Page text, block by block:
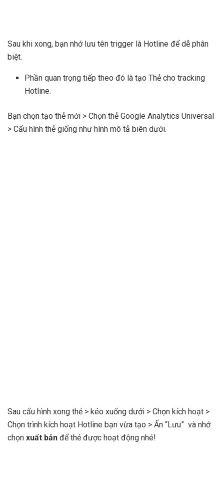
Sau khi xong, bạn nhớ lưu tên trigger là Hotline để dễ phân
biệt.
Phần quan trọng tiếp theo đó là tạo Thẻ cho tracking
Hotline.
Bạn chọn tạo thẻ mới > Chọn thẻ Google Analytics Universal
> Cấu hình thẻ giống như hình mô tả biên dưới.
Sau cấu hình xong thẻ > kéo xuống dưới > Chọn kích hoạt >
Chọn trình kích hoạt Hotline bạn vừa tạo > Ấn “Lưu” và nhớ
chọn xuất bản để thẻ được hoạt động nhé!